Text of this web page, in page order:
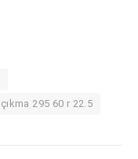
çıkma 295 60 r 22.5